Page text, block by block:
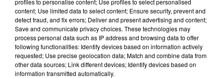
le 06 03 01 06 32.
profiles to personalise content; Use profiles to select personalised
content; Use limited data to select content; Ensure security, prevent and
detect fraud, and fix errors; Deliver and present advertising and content;
Save and communicate privacy choices. These technologies may
process personal data such as IP address and browsing data to offer
following functionalities: Identify devices based on information actively
requested; Use precise geolocation data; Match and combine data from
other data sources; Link different devices; Identify devices based on
information transmitted automatically.